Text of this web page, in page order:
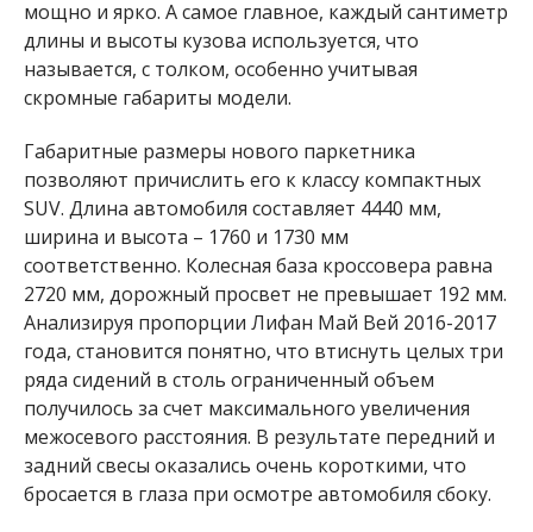
мощно и ярко. А самое главное, каждый сантиметр
длины и высоты кузова используется, что
называется, с толком, особенно учитывая
скромные габариты модели.
Габаритные размеры нового паркетника
позволяют причислить его к классу компактных
SUV. Длина автомобиля составляет 4440 мм,
ширина и высота – 1760 и 1730 мм
соответственно. Колесная база кроссовера равна
2720 мм, дорожный просвет не превышает 192 мм.
Анализируя пропорции Лифан Май Вей 2016-2017
года, становится понятно, что втиснуть целых три
ряда сидений в столь ограниченный объем
получилось за счет максимального увеличения
межосевого расстояния. В результате передний и
задний свесы оказались очень короткими, что
бросается в глаза при осмотре автомобиля сбоку.